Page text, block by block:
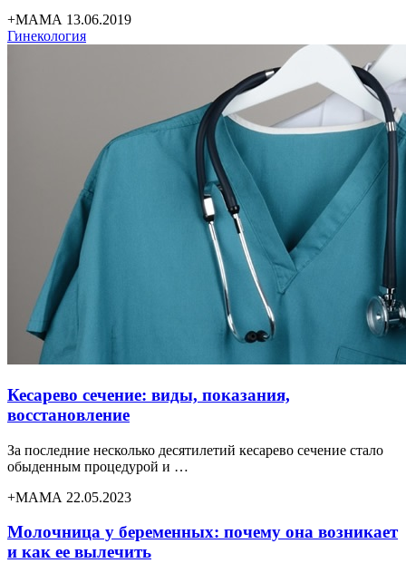
+МАМА 13.06.2019
Гинекология
Кесарево сечение: виды, показания,
восстановление
За последние несколько десятилетий кесарево сечение стало
обыденным процедурой и …
+МАМА 22.05.2023
Молочница у беременных: почему она возникает
и как ее вылечить